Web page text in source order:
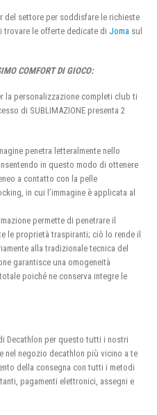
del settore per soddisfare le richieste
le offerte dedicate di Joma sul
COMFORT DI GIOCO:
la personalizzazione completi club ti
di SUBLIMAZIONE presenta 2
penetra letteralmente nello
in questo modo di ottenere
a contatto con la pelle
in cui l’immagine è applicata al
permette di penetrare il
le proprietà traspiranti; ciò lo rende il
alla tradizionale tecnica del
garantisce una omogeneità
poiché ne conserva integre le
Decathlon per questo tutti i nostri
nel negozio decathlon più vicino a te
della consegna con tutti i metodi
pagamenti elettronici, assegni e